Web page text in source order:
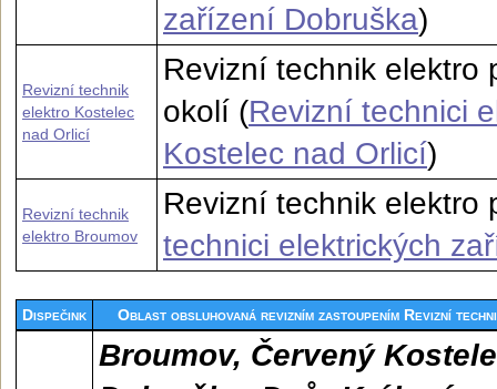
zařízení Dobruška)
Revizní technik
elektro Kostelec
nad Orlicí
Revizní technik elektro
okolí (Revizní technici
Kostelec nad Orlicí)
Revizní technik
elektro Broumov
Revizní technik elektro
technici elektrických
Dispečink Oblast obsluhovaná revizním zastoupením Revizní
Broumov, Červený